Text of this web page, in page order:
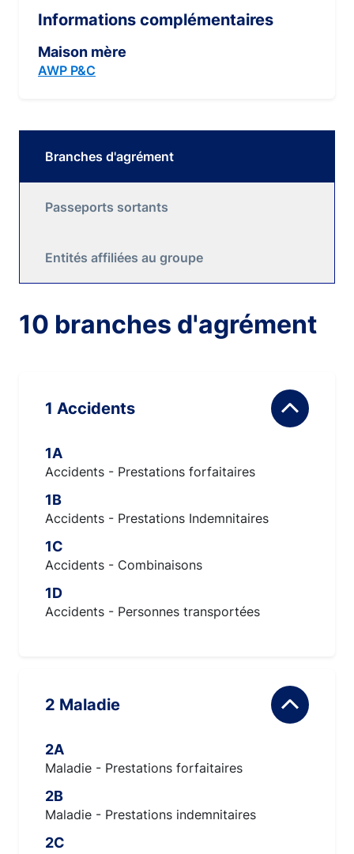
Informations complémentaires
Maison mère
AWP P&C
Branches d'agrément
Passeports sortants
Entités affiliées au groupe
10 branches d'agrément
1 Accidents
1A
Accidents - Prestations forfaitaires
1B
Accidents - Prestations Indemnitaires
1C
Accidents - Combinaisons
1D
Accidents - Personnes transportées
2 Maladie
2A
Maladie - Prestations forfaitaires
2B
Maladie - Prestations indemnitaires
2C